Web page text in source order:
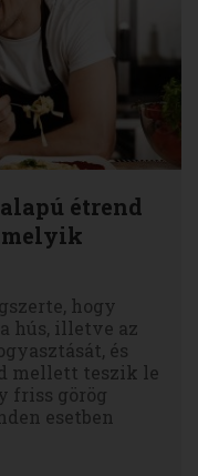
étrend
hogy
hús, illetve az
és
mellett teszik le
friss görög
esetben